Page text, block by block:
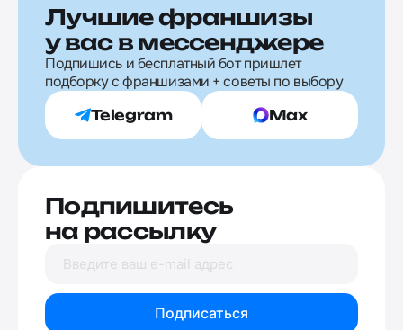
Лучшие франшизы
у вас в мессенджере
Подпишись и бесплатный бот пришлет
подборку с франшизами + советы по выбору
Telegram Max
Подпишитесь
на рассылку
Подписаться